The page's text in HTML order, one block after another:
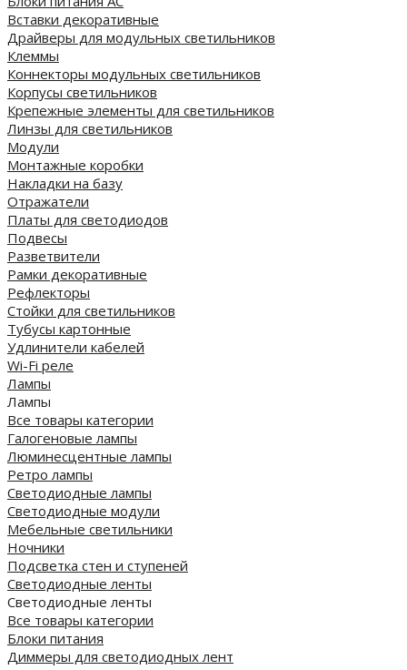
Вставки декоративные
Драйверы для модульных светильников
Клеммы
Коннекторы модульных светильников
Корпусы светильников
Крепежные элементы для светильников
Линзы для светильников
Модули
Монтажные коробки
Накладки на базу
Отражатели
Платы для светодиодов
Подвесы
Разветвители
Рамки декоративные
Рефлекторы
Стойки для светильников
Тубусы картонные
Удлинители кабелей
Wi-Fi реле
Лампы
Лампы
Все товары категории
Галогеновые лампы
Люминесцентные лампы
Ретро лампы
Светодиодные лампы
Светодиодные модули
Мебельные светильники
Ночники
Подсветка стен и ступеней
Светодиодные ленты
Светодиодные ленты
Все товары категории
Блоки питания
Диммеры для светодиодных лент